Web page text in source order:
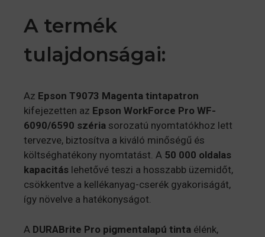
A termék
tulajdonságai:
Az Epson T9073 Magenta tintapatron
kifejezetten az Epson WorkForce Pro WF-
6090/6590 széria sorozatú nyomtatókhoz lett
tervezve, biztosítva a kiváló minőségű és
költséghatékony nyomtatást. A 50 000 oldalas
kapacitás lehetővé teszi a hosszabb üzemidőt,
csökkentve a kellékanyag-cserék gyakoriságát,
így növelve a hatékonyságot.
A DURABrite Pro pigmentalapú tinta élénk,